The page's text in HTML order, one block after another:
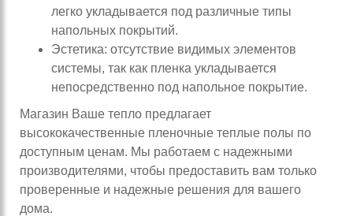
легко укладывается под различные типы
напольных покрытий.
Эстетика: отсутствие видимых элементов
системы, так как пленка укладывается
непосредственно под напольное покрытие.
Магазин Ваше тепло предлагает
высококачественные пленочные теплые полы по
доступным ценам. Мы работаем с надежными
производителями, чтобы предоставить вам только
проверенные и надежные решения для вашего
дома.